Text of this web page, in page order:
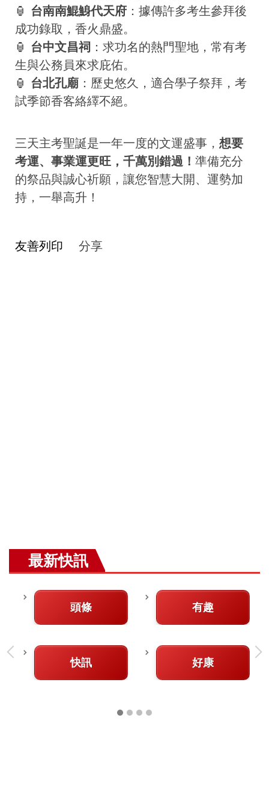
🏮 台南南鯤鯓代天府 ：據傳許多考生參拜後
成功錄取，香火鼎盛。
🏮 台中文昌祠 ：求功名的熱門聖地，常有考
生與公務員來求庇佑。
🏮 台北孔廟 ：歷史悠久，適合學子祭拜，考
試季節香客絡繹不絕。
三天主考聖誕是一年一度的文運盛事， 想要
考運、事業運更旺，千萬別錯過！ 準備充分
的祭品與誠心祈願，讓您智慧大開、運勢加
持，一舉高升！
友善列印 分享
最新快訊
頭條 有趣
快訊 好康